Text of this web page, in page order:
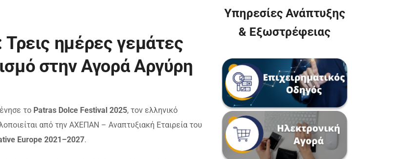
ημέρες γεμάτες
στην Αγορά Αργύρη
το Patras Dolce Festival 2025, τον ελληνικό
από την ΑΧΕΠΑΝ – Αναπτυξιακή Εταιρεία του
Europe 2021–2027.
Υπηρεσίες Ανάπτυξης
& Εξωστρέφειας